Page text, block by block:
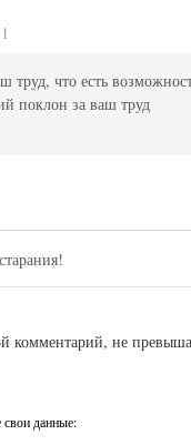
труд, что есть
поклон за ваш труд
комментарий, не
свои данные: